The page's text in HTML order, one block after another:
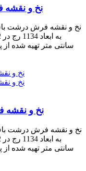
نخ و نقشه فرش
سانتی متر تهیه شده
نخ و نقشه فرش
سانتی متر تهیه شده